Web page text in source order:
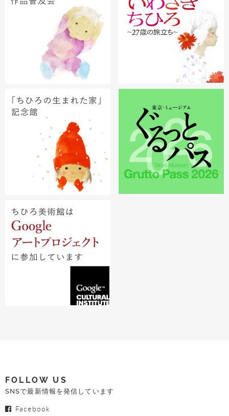
FOLLOW US
SNSで最新情報を発信しています
Facebook